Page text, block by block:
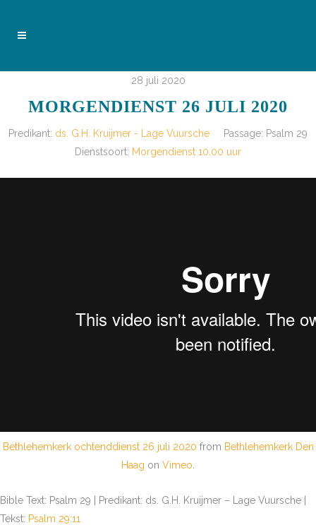
28 juli 2020
MORGENDIENST 26 JULI 2020
Predikant: ds. G.H. Kruijmer - Lage Vuursche Passage: Psalm 29
Dienstsoort: Morgendienst 10.00 uur
Bethlehemkerk ochtenddienst 26 juli 2020 from Bethlehemkerk Den
Haag on Vimeo
Bible Text: Psalm 29 | Predikant: ds. G.H. Kruijmer – Lage Vuursche |
Tekst: Psalm 29:11